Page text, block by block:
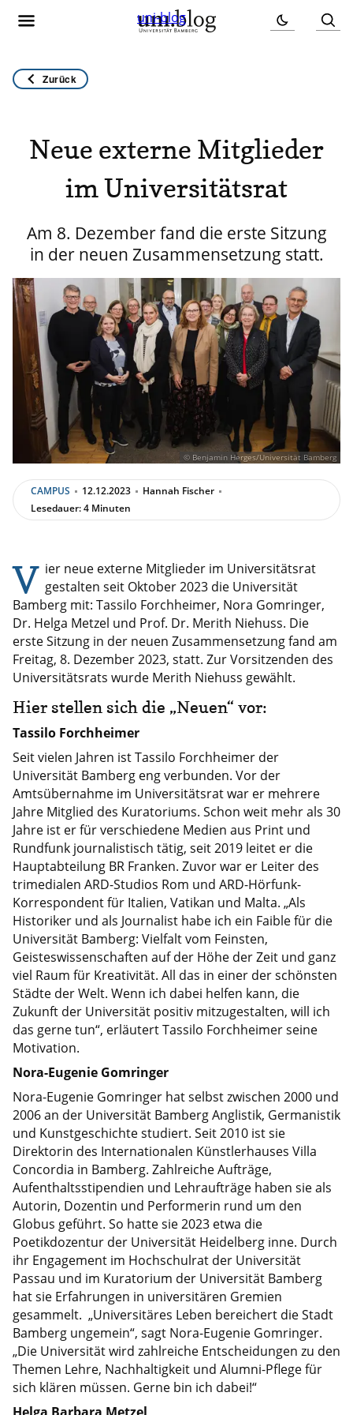
uni-blog
Zurück
Neue externe Mitglieder
im Universitätsrat
Am 8. Dezember fand die erste Sitzung
in der neuen Zusammensetzung statt.
© Benjamin Herges/Universität Bamberg
CAMPUS 12.12.2023
Hannah Fischer
Lesedauer: 4 Minuten
V ier neue externe Mitglieder im Universitätsrat
gestalten seit Oktober 2023 die Universität
Bamberg mit: Tassilo Forchheimer, Nora Gomringer,
Dr. Helga Metzel und Prof. Dr. Merith Niehuss. Die
erste Sitzung in der neuen Zusammensetzung fand am
Freitag, 8. Dezember 2023, statt. Zur Vorsitzenden des
Universitätsrats wurde Merith Niehuss gewählt.
Hier stellen sich die „Neuen“ vor:
Tassilo Forchheimer
Seit vielen Jahren ist Tassilo Forchheimer der
Universität Bamberg eng verbunden. Vor der
Amtsübernahme im Universitätsrat war er mehrere
Jahre Mitglied des Kuratoriums. Schon weit mehr als 30
Jahre ist er für verschiedene Medien aus Print und
Rundfunk journalistisch tätig, seit 2019 leitet er die
Hauptabteilung BR Franken. Zuvor war er Leiter des
trimedialen ARD-Studios Rom und ARD-Hörfunk-
Korrespondent für Italien, Vatikan und Malta. „Als
Historiker und als Journalist habe ich ein Faible für die
Universität Bamberg: Vielfalt vom Feinsten,
Geisteswissenschaften auf der Höhe der Zeit und ganz
viel Raum für Kreativität. All das in einer der schönsten
Städte der Welt. Wenn ich dabei helfen kann, die
Zukunft der Universität positiv mitzugestalten, will ich
das gerne tun“, erläutert Tassilo Forchheimer seine
Motivation.
Nora-Eugenie Gomringer
Nora-Eugenie Gomringer hat selbst zwischen 2000 und
2006 an der Universität Bamberg Anglistik, Germanistik
und Kunstgeschichte studiert. Seit 2010 ist sie
Direktorin des Internationalen Künstlerhauses Villa
Concordia in Bamberg. Zahlreiche Aufträge,
Aufenthaltsstipendien und Lehraufträge haben sie als
Autorin, Dozentin und Performerin rund um den
Globus geführt. So hatte sie 2023 etwa die
Poetikdozentur der Universität Heidelberg inne. Durch
ihr Engagement im Hochschulrat der Universität
Passau und im Kuratorium der Universität Bamberg
hat sie Erfahrungen in universitären Gremien
gesammelt. „Universitäres Leben bereichert die Stadt
Bamberg ungemein“, sagt Nora-Eugenie Gomringer.
„Die Universität wird zahlreiche Entscheidungen zu den
Themen Lehre, Nachhaltigkeit und Alumni-Pflege für
sich klären müssen. Gerne bin ich dabei!“